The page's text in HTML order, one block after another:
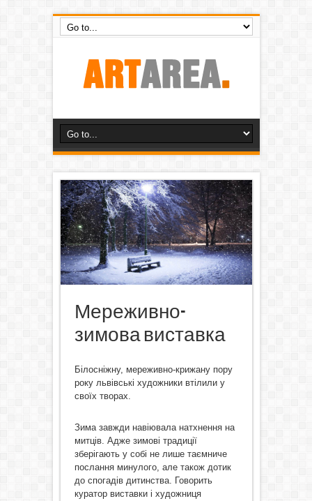
Мереживно-
зимова виставка
Білосніжну, мереживно-крижану пору
року львівські художники втілили у
своїх творах.
Зима завжди навіювала натхнення на
митців. Адже зимові традиції
зберігають у собі не лише таємниче
послання минулого, але також дотик
до спогадів дитинства. Говорить
куратор виставки і художниця